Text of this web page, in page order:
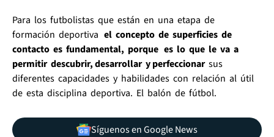
Para los futbolistas que están en una etapa de
formación deportiva el concepto de superficies de
contacto es fundamental, porque es lo que le va a
permitir descubrir, desarrollar y perfeccionar sus
diferentes capacidades y habilidades con relación al útil
de esta disciplina deportiva. El balón de fútbol.
Síguenos en Google News